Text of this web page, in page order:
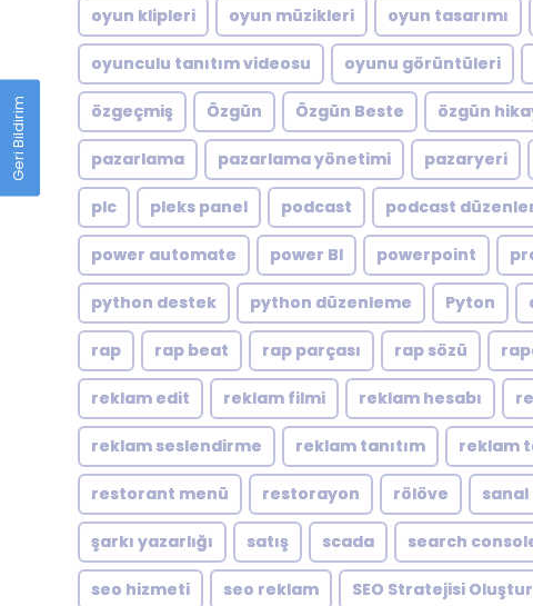
oyun klipleri oyun müzikleri oyun tasarımı
oyunculu tanıtım videosu oyunu görüntüleri
özgeçmiş Özgün Özgün Beste özgün
pazarlama pazarlama yönetimi pazaryeri
plc pleks panel podcast podcast
power automate power BI powerpoint
python destek python düzenleme Pyton
rap rap beat rap parçası rap sözü
reklam edit reklam filmi reklam hesabı
reklam seslendirme reklam tanıtım reklam
restorant menü restorayon rölöve sanal
şarkı yazarlığı satış scada search
seo hizmeti seo reklam SEO Stratejisi
Geri Bildirim